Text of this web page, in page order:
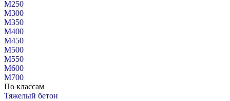
М250
М300
М350
М400
М450
М500
М550
М600
М700
По классам
Тяжелый бетон